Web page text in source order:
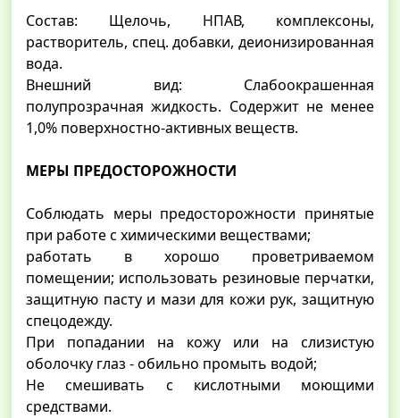
Состав: Щелочь, НПАВ, комплексоны,
растворитель, спец. добавки, деионизированная
вода.
Внешний вид: Слабоокрашенная
полупрозрачная жидкость. Содержит не менее
1,0% поверхностно-активных веществ.
МЕРЫ ПРЕДОСТОРОЖНОСТИ
Соблюдать меры предосторожности принятые
при работе с химическими веществами;
работать в хорошо проветриваемом
помещении; использовать резиновые перчатки,
защитную пасту и мази для кожи рук, защитную
спецодежду.
При попадании на кожу или на слизистую
оболочку глаз - обильно промыть водой;
Не смешивать с кислотными моющими
средствами.